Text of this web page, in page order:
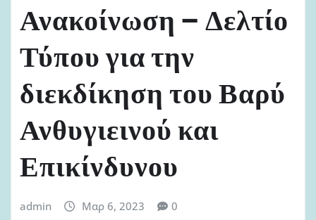
Ανακοίνωση – Δελτίο
Τύπου για την
διεκδίκηση του Βαρύ
Ανθυγιεινού και
Επικίνδυνου
admin Μαρ 6, 2023 0